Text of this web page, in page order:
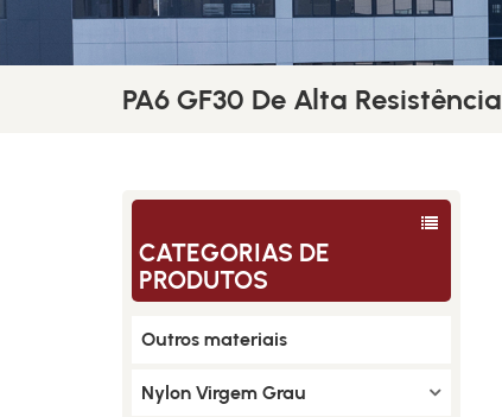
PA6 GF30 De Alta Resistência
CATEGORIAS DE
PRODUTOS
Outros materiais
Nylon Virgem Grau